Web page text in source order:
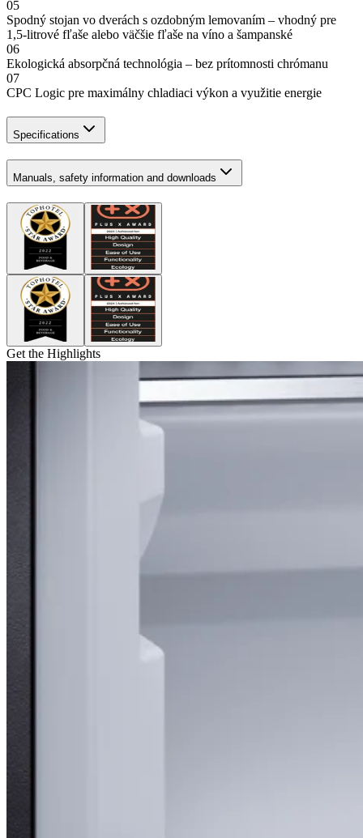
05
Spodný stojan vo dverách s ozdobným lemovaním – vhodný pre
1,5-litrové fľaše alebo väčšie fľaše na víno a šampanské
06
Ekologická absorpčná technológia – bez prítomnosti chrómanu
07
CPC Logic pre maximálny chladiaci výkon a využitie energie
Specifications
Manuals, safety information and downloads
Get the Highlights